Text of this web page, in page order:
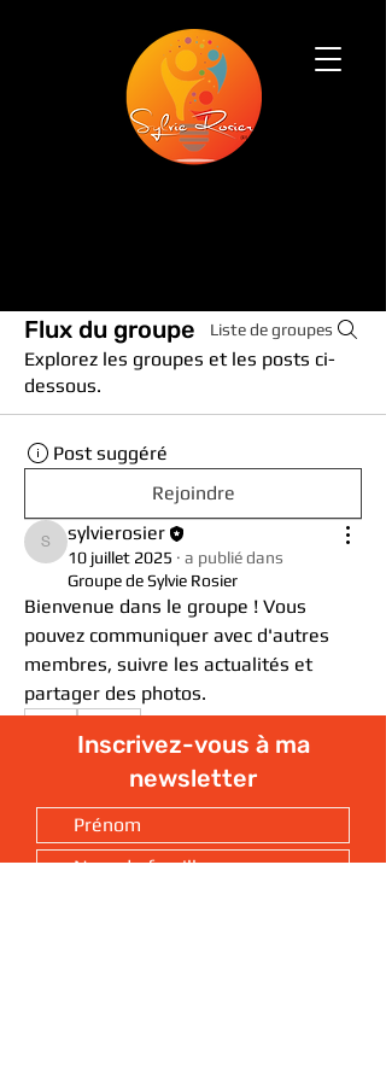
Flux du groupe Liste de groupes
Explorez les groupes et les posts ci-
dessous.
Post suggéré
Rejoindre
sylvierosier
sylvierosier
10 juillet 2025 · a publié dans
Groupe de Sylvie Rosier
Bienvenue dans le groupe ! Vous
pouvez communiquer avec d'autres
membres, suivre les actualités et
partager des photos.
Inscrivez-vous à ma
newsletter